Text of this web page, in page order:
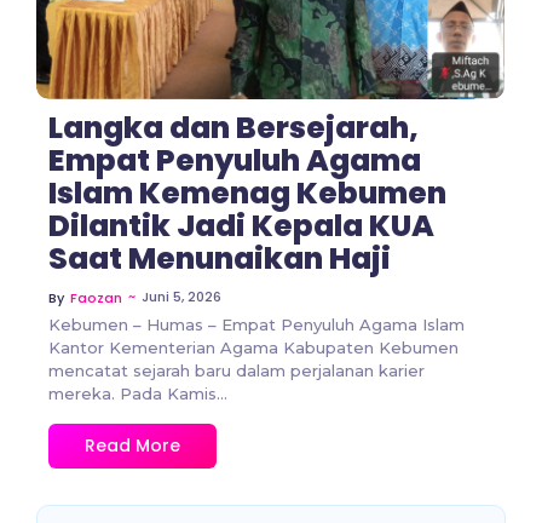
Langka dan Bersejarah,
Empat Penyuluh Agama
Islam Kemenag Kebumen
Dilantik Jadi Kepala KUA
Saat Menunaikan Haji
By Faozan ~ Juni 5, 2026
Kebumen – Humas – Empat Penyuluh Agama Islam
Kantor Kementerian Agama Kabupaten Kebumen
mencatat sejarah baru dalam perjalanan karier
mereka. Pada Kamis...
Read More